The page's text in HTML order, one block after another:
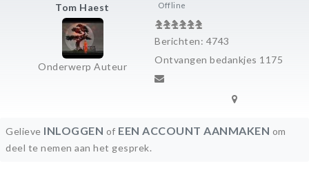
Tom Haest
Onderwerp Auteur
Offline
Berichten: 4743
Ontvangen bedankjes 1175
Gelieve INLOGGEN of EEN ACCOUNT AANMAKEN om
deel te nemen aan het gesprek.